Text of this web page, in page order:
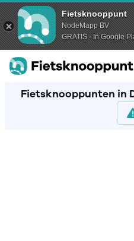
Fietsknooppunt
NodeMapp BV
GRATIS - In Google
Fietsknooppunten in